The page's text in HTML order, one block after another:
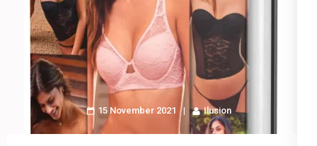
15 November 2021 Ilusion